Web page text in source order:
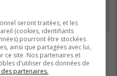
pour le moment car le
seront traitées, et les
(cookies, identifiants
pourront être stockées
ainsi que partagées avec lui,
ce site. Nos partenaires et
d'utiliser des données de
des partenaires.